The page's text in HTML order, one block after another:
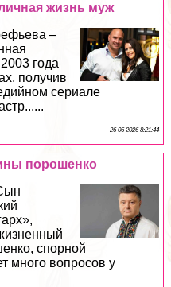
жизнь муж
–
года
получив
сериале
26 06 2026 8:21:44
порошенко
спopной
много вопросов у